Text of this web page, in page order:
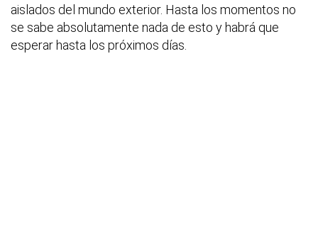
aislados del mundo exterior. Hasta los momentos no
se sabe absolutamente nada de esto y habrá que
esperar hasta los próximos días.